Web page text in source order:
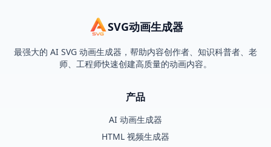
SVG动画生成器
最强大的 AI SVG 动画生成器，帮助内容创作者、知识科普者、老
师、工程师快速创建高质量的动画内容。
产品
AI 动画生成器
HTML 视频生成器